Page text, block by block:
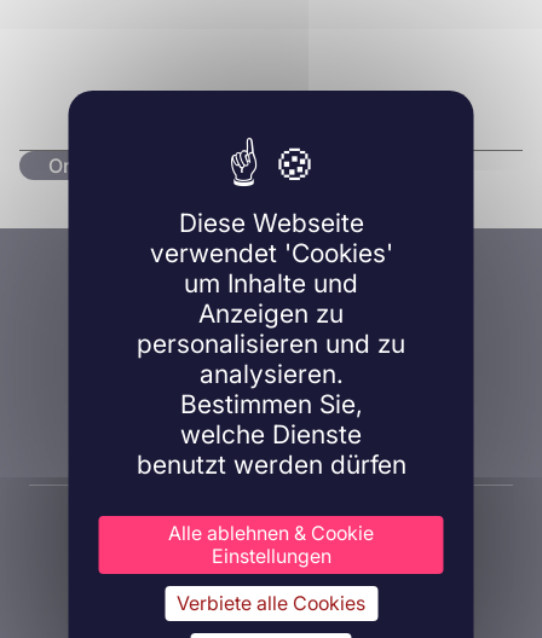
Diese Webseite
verwendet 'Cookies'
um Inhalte und
Anzeigen zu
personalisieren und zu
analysieren.
Bestimmen Sie,
welche Dienste
benutzt werden dürfen
Alle ablehnen & Cookie
Einstellungen
Verbiete alle Cookies
Originalartikel lesen
Eine Frage, ein Projekt?
Kontaktieren Sie uns!
Kontaktieren Sie uns